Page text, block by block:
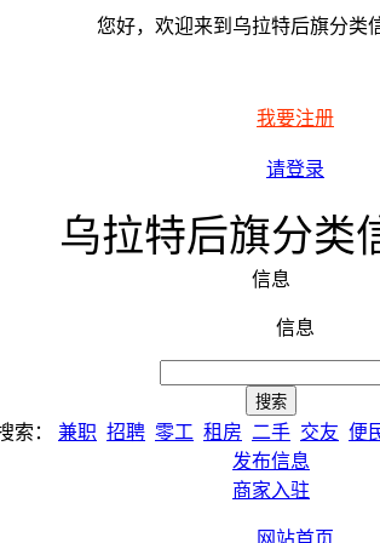
您好，欢迎来到乌拉特后旗分类
我要注册
请登录
乌拉特后旗分类
信息
信息
索： 兼职 招聘 零工 租房 二手 交友 便
发布信息
商家入驻
网站首页